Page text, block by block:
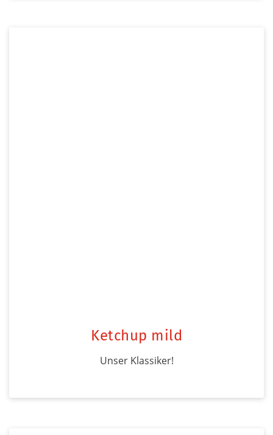
Ketchup mild
Unser Klassiker!